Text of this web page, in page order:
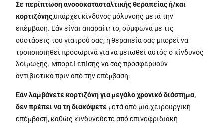
Σε περίπτωση ανοσοκατασταλτικής θεραπείας ή/και
κορτιζόνης,υπάρχει κίνδυνος μόλυνσης μετά την
επέμβαση. Εάν είναι απαραίτητο, σύμφωνα με τις
συστάσεις του γιατρού σας, η θεραπεία σας μπορεί να
τροποποιηθεί προσωρινά για να μειωθεί αυτός ο κίνδυνος
λοίμωξης. Μπορεί επίσης να σας προσφερθούν
αντιβιοτικά πριν από την επέμβαση.
Εάν λαμβάνετε κορτιζόνη για μεγάλο χρονικό διάστημα,
δεν πρέπει να τη διακόψετε μετά από μια χειρουργική
επέμβαση, καθώς κινδυνεύετε από επινεφριδιακή